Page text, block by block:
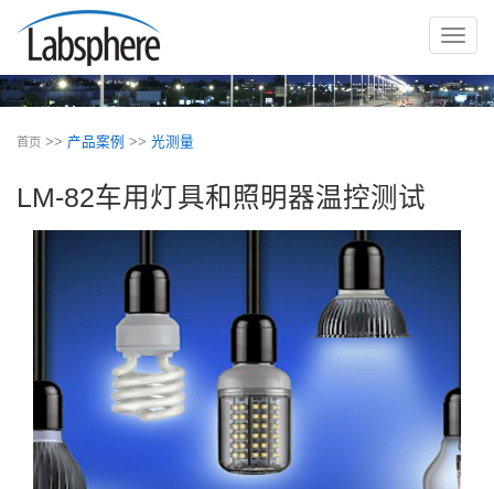
切
导
首页 >> 产品案例 >> 光测量
LM-82车用灯具和照明器温控测试